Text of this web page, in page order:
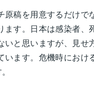
原稿を用意するだけで
ます。日本は感染者、
いと思いますが、見せ
います。危機時におけ